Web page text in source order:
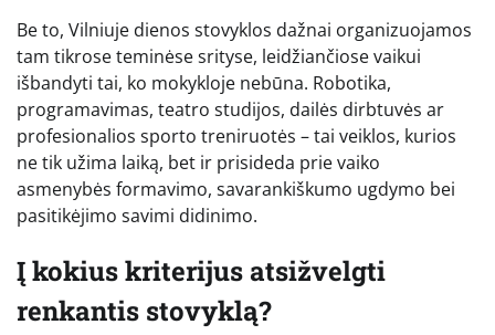
Be to, Vilniuje dienos stovyklos dažnai organizuojamos
tam tikrose teminėse srityse, leidžiančiose vaikui
išbandyti tai, ko mokykloje nebūna. Robotika,
programavimas, teatro studijos, dailės dirbtuvės ar
profesionalios sporto treniruotės – tai veiklos, kurios
ne tik užima laiką, bet ir prisideda prie vaiko
asmenybės formavimo, savarankiškumo ugdymo bei
pasitikėjimo savimi didinimo.
Į kokius kriterijus atsižvelgti
renkantis stovyklą?